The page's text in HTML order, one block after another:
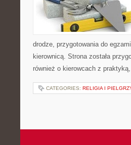
drodze, przygotowania do
kierownicą. Strona została
również o kierowcach z
CATEGORIES: RELIGIA I